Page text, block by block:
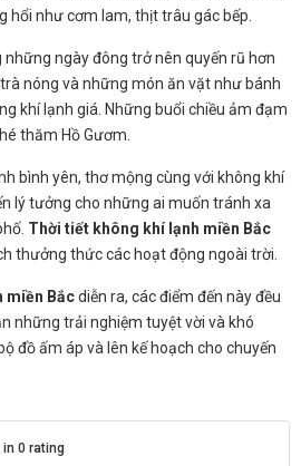
hổi như cơm lam, thịt trâu gác bếp.
những ngày đông trở nên quyến rũ hơn
nóng và những món ăn vặt như bánh
khí lạnh giá. Những buổi chiều ảm đạm
thăm Hồ Gươm.
bình yên, thơ mộng cùng với không khí
lý tưởng cho những ai muốn tránh xa
Thời tiết không khí lạnh miền Bắc
thưởng thức các hoạt động ngoài trời.
miền Bắcdiễn ra, các điểm đến này đều
những trải nghiệm tuyệt vời và khó
đồ ấm áp và lên kế hoạch cho chuyến
0 rating